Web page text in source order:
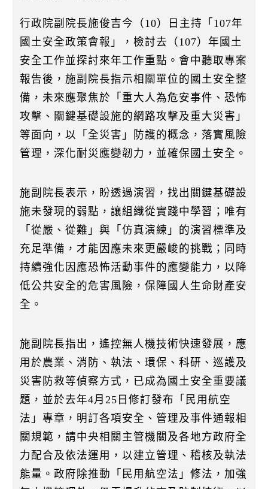
行政院副院長施俊吉今（10）日主持「107年
國土安全政策會報」，檢討去（107）年國土
安全工作並探討來年工作重點。會中聽取專案
報告後，施副院長指示相關單位的國土安全整
備，未來應聚焦於「重大人為危安事件、恐怖
攻擊、關鍵基礎設施的網路攻擊及重大災害」
等面向，以「全災害」防護的概念，落實風險
管理，深化耐災應變韌力，並確保國土安全。
施副院長表示，盼透過演習，找出關鍵基礎設
施未發現的弱點，讓組織從實踐中學習；唯有
「從嚴、從難」與「仿真演練」的演習標準及
充足準備，才能因應未來更嚴峻的挑戰；同時
持續強化因應恐怖活動事件的應變能力，以降
低公共安全的危害風險，保障國人生命財產安
全。
施副院長指出，遙控無人機技術快速發展，應
用於農業、消防、執法、環保、科研、巡護及
災害防救等偵察方式，已成為國土安全重要議
題，並於去年4月25日修訂發布「民用航空
法」專章，明訂各項安全、管理及事件通報相
關規範，請中央相關主管機關及各地方政府全
力配合及依法運用，以建立管理、稽核及執法
能量。政府除推動「民用航空法」修法，加強